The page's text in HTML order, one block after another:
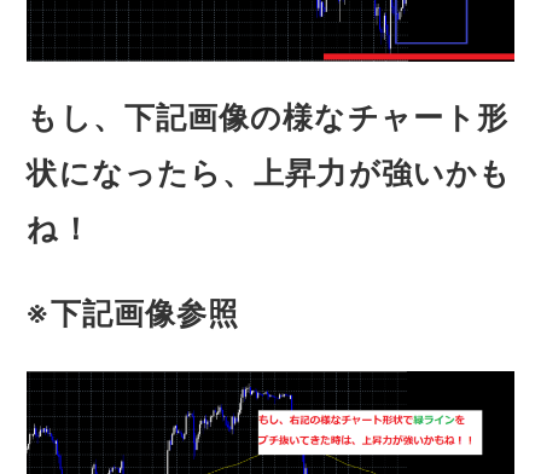
もし、下記画像の様なチャート形
状になったら、上昇力が強いかも
ね！
※下記画像参照